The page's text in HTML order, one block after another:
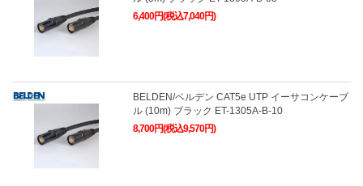
6,400円(税込7,040円)
BELDEN/ベルデン CAT5e UTP イーサコンケーブ
ル (10m) ブラック ET-1305A-B-10
8,700円(税込9,570円)